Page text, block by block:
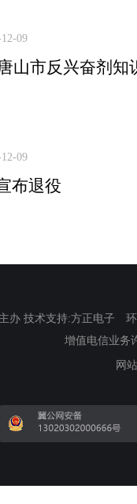
09
山市反兴奋剂知
09
布退役
办 技术支持:方正电子
增值电信业务
网